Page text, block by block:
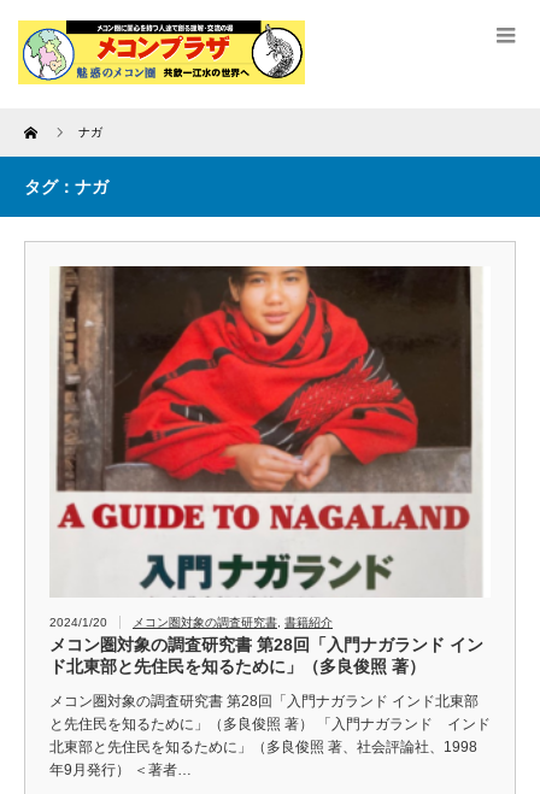
Home ナガ
タグ：ナガ
2024/1/20 メコン圏対象の調査研究書 書籍紹介
メコン圏対象の調査研究書 第28回「入門ナガランド イン
ド北東部と先住民を知るために」（多良俊照 著）
メコン圏対象の調査研究書 第28回「入門ナガランド インド北東部
と先住民を知るために」（多良俊照 著） 「入門ナガランド インド
北東部と先住民を知るために」（多良俊照 著、社会評論社、1998
年9月発行） ＜著者…